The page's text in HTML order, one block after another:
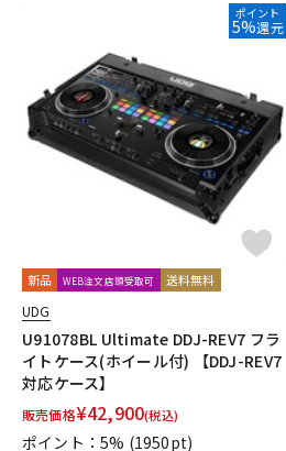
ポイント
5%還元
新品 WEB注文店頭受取可 送料無料
UDG
U91078BL Ultimate DDJ-REV7 フラ
イトケース(ホイール付) 【DDJ-REV7
対応ケース】
販売価格¥42,900(税込)
ポイント：5% (1950pt)